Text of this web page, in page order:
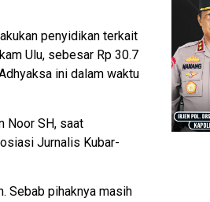
penyidikan terkait
Ulu, sebesar Rp 30.7
ini dalam waktu
Noor SH, saat
Jurnalis Kubar-
Sebab pihaknya masih